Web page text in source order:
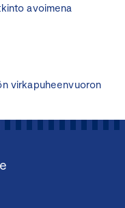
avoimena
virkapuheenvuoron